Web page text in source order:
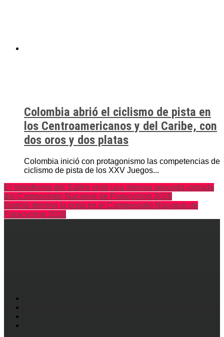
Colombia abrió el ciclismo de pista en
los Centroamericanos y del Caribe, con
dos oros y dos platas
Colombia inició con protagonismo las competencias de
ciclismo de pista de los XXV Juegos...
El Velódromo del Salitre vivió una intensa segunda jornada
del Campeonato Nacional de Paracycling 2026
Bogotá domino la pista en el Campeonato Nacional de
Paracycling 2026